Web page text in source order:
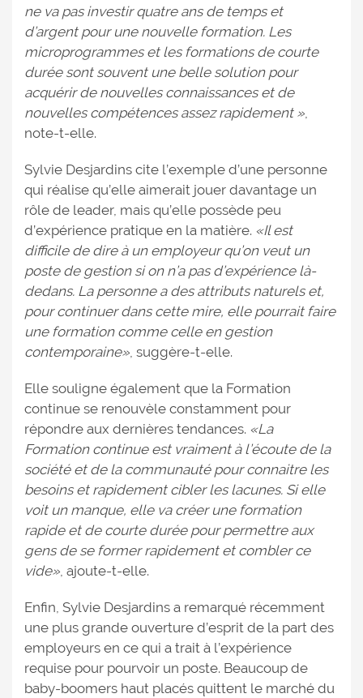
ne va pas investir quatre ans de temps et
d’argent pour une nouvelle formation. Les
microprogrammes et les formations de courte
durée sont souvent une belle solution pour
acquérir de nouvelles connaissances et de
nouvelles compétences assez rapidement »,
note-t-elle.
Sylvie Desjardins cite l’exemple d’une personne
qui réalise qu’elle aimerait jouer davantage un
rôle de leader, mais qu’elle possède peu
d’expérience pratique en la matière. «Il est
difficile de dire à un employeur qu’on veut un
poste de gestion si on n’a pas d’expérience là-
dedans. La personne a des attributs naturels et,
pour continuer dans cette mire, elle pourrait faire
une formation comme celle en gestion
contemporaine», suggère-t-elle.
Elle souligne également que la Formation
continue se renouvèle constamment pour
répondre aux dernières tendances. «La
Formation continue est vraiment à l’écoute de la
société et de la communauté pour connaitre les
besoins et rapidement cibler les lacunes. Si elle
voit un manque, elle va créer une formation
rapide et de courte durée pour permettre aux
gens de se former rapidement et combler ce
vide», ajoute-t-elle.
Enfin, Sylvie Desjardins a remarqué récemment
une plus grande ouverture d’esprit de la part des
employeurs en ce qui a trait à l’expérience
requise pour pourvoir un poste. Beaucoup de
baby-boomers haut placés quittent le marché du